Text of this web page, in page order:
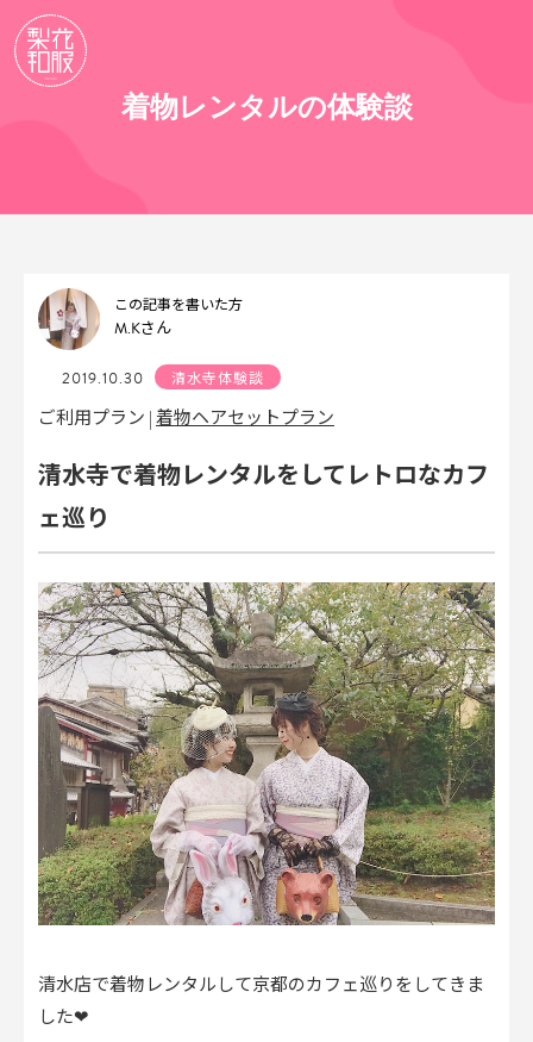
着物レンタルの体験談
この記事を書いた方
M.Kさん
2019.10.30 清水寺体験談
ご利用プラン |着物ヘアセットプラン
清水寺で着物レンタルをしてレトロなカフ
ェ巡り
清水店で着物レンタルして京都のカフェ巡りをしてきま
した❤